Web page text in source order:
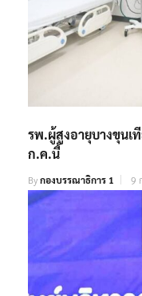
รพ.ผู้สูงอายุบางขุนเ
ก.ค.นี้
Byกองบรรณาธิการ 1 9